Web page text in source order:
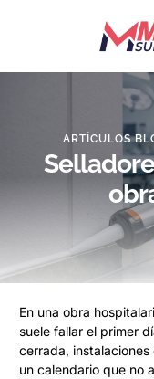
ARTÍCULOS
En una obra
suele fallar el primer
cerrada,
un calendario que no